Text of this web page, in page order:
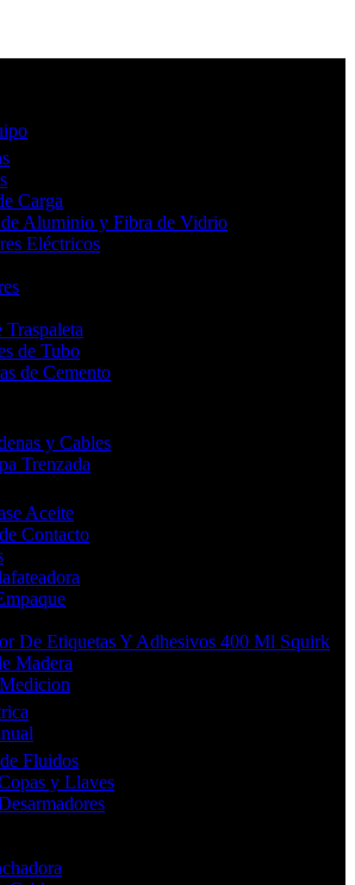
Carga
de Aluminio y Fibra de Vidrio
Eléctricos
Traspaleta
de Tubo
de Cemento
y Cables
Trenzada
Aceite
Contacto
De Etiquetas Y Adhesivos 400 Ml Squirk
Madera
Fluidos
y Llaves